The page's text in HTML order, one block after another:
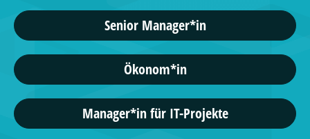
Senior Manager*in
Ökonom*in
Manager*in für IT-Projekte